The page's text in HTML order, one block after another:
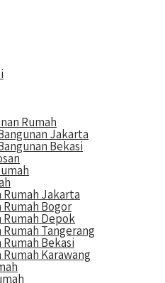
Rumah
Jakarta
Bekasi
Rumah Jakarta
Rumah Bogor
Rumah Depok
Rumah Tangerang
Rumah Bekasi
Rumah Karawang